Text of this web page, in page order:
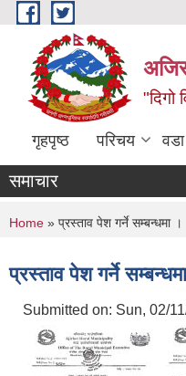
Skip to main content
"दिगो
गृहपृष्ठ परिचय
समाचार
You are here
Home » प्रस्ताव पेश गर्ने सम्बन्धमा ।
प्रस्ताव पेश गर्ने
Submitted on: Sun, 02/